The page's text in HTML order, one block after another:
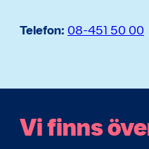
Telefon: 08-451 50 00
Vi finns